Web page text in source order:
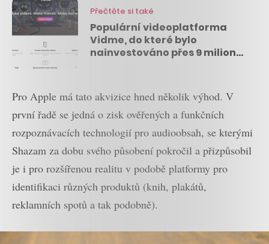
Přečtěte si také
Populární videoplatforma
Vidme, do které bylo
nainvestováno přes 9 milionů
Pro Apple má tato akvizice hned několik výhod. V
první řadě se jedná o zisk ověřených a funkčních
rozpoznávacích technologií pro audioobsah, se kterými
Shazam za dobu svého působení pokročil a přizpůsobil
je i pro rozšířenou realitu v podobě platformy pro
identifikaci různých produktů (knih, plakátů,
reklamních spotů a tak podobně).